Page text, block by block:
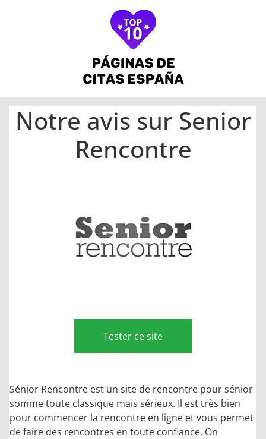
Notre avis sur Senior
Rencontre
Tester ce site
Sénior Rencontre est un site de rencontre pour sénior
somme toute classique mais sérieux. Il est très bien
pour commencer la rencontre en ligne et vous permet
de faire des rencontres en toute confiance. On